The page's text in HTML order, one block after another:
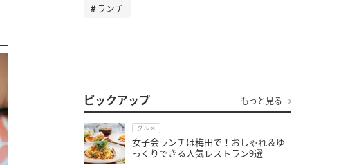
ランチ
ピックアップ もっと見る
グルメ
女子会ランチは梅田で！おしゃれ＆ゆ
っくりできる人気レストラン9選